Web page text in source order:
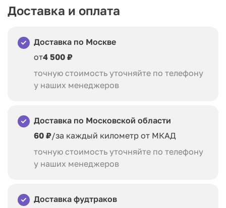
Доставка и оплата
Доставка по Москве
от4 500 ₽
точную стоимость уточняйте по телефону
у наших менеджеров
Доставка по Московской области
60 ₽/за каждый километр от МКАД
точную стоимость уточняйте по телефону
у наших менеджеров
Доставка фудтраков